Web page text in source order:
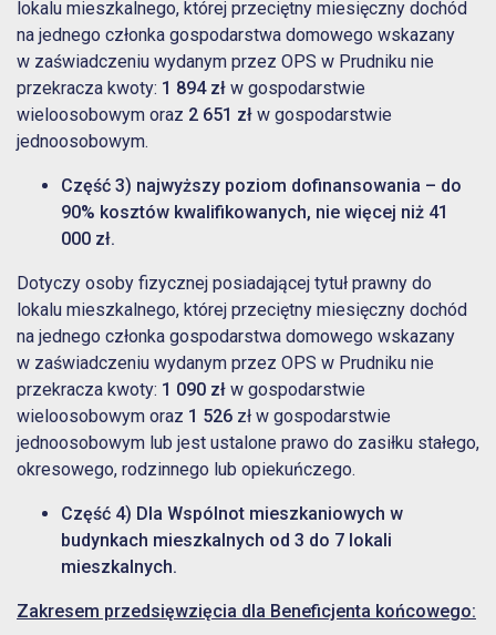
lokalu mieszkalnego, której przeciętny miesięczny dochód
na jednego członka gospodarstwa domowego wskazany
w zaświadczeniu wydanym przez OPS w Prudniku nie
przekracza kwoty: 1 894 zł w gospodarstwie
wieloosobowym oraz 2 651 zł w gospodarstwie
jednoosobowym.
Część 3) najwyższy poziom dofinansowania – do
90% kosztów kwalifikowanych, nie więcej niż 41
000 zł.
Dotyczy osoby fizycznej posiadającej tytuł prawny do
lokalu mieszkalnego, której przeciętny miesięczny dochód
na jednego członka gospodarstwa domowego wskazany
w zaświadczeniu wydanym przez OPS w Prudniku nie
przekracza kwoty: 1 090 zł w gospodarstwie
wieloosobowym oraz 1 526 zł w gospodarstwie
jednoosobowym lub jest ustalone prawo do zasiłku stałego,
okresowego, rodzinnego lub opiekuńczego.
Część 4) Dla Wspólnot mieszkaniowych w
budynkach mieszkalnych od 3 do 7 lokali
mieszkalnych.
Zakresem przedsięwzięcia dla Beneficjenta końcowego: